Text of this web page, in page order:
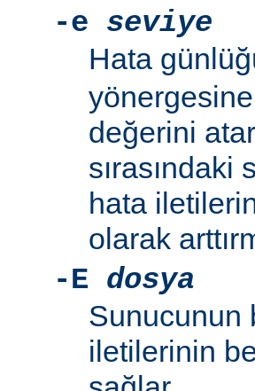
-e seviye
Hata
değerini
sırasındaki
hata
olarak
-E dosya
Sunucunun
iletilerinin